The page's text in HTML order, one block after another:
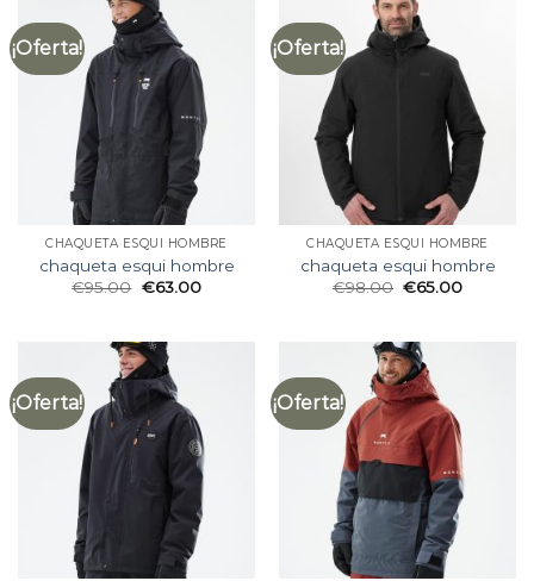
¡Oferta!
CHAQUETA ESQUI HOMBRE
chaqueta esqui hombre
€95.00 €63.00
¡Oferta!
CHAQUETA ESQUI HOMBRE
chaqueta esqui hombre
€98.00 €65.00
¡Oferta! ¡Oferta!